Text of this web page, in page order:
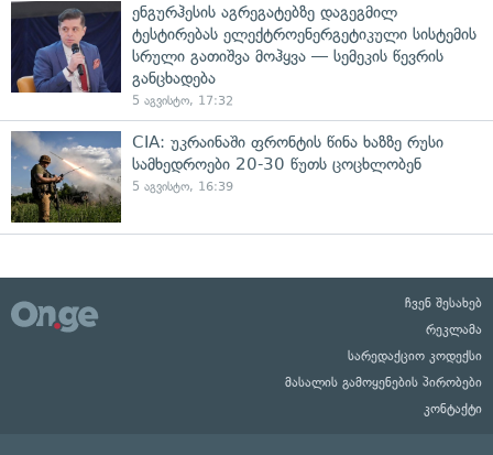
ენგურჰესის აგრეგატებზე დაგეგმილ
ტესტირებას ელექტროენერგეტიკული სისტემის
სრული გათიშვა მოჰყვა — სემეკის წევრის
განცხადება
5 აგვისტო, 17:32
CIA: უკრაინაში ფრონტის წინა ხაზზე რუსი
სამხედროები 20-30 წუთს ცოცხლობენ
5 აგვისტო, 16:39
ჩვენ შესახებ
რეკლამა
სარედაქციო კოდექსი
მასალის გამოყენების პირობები
კონტაქტი